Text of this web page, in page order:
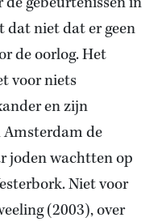
dat niet dat er geen
de oorlog. Het
voor niets
en zijn
de
joden wachtten op
Niet voor
(2003), over